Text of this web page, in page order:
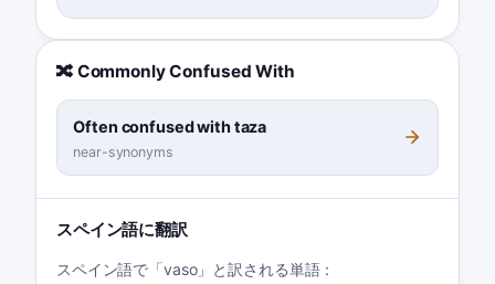
🔀 Commonly Confused With
Often confused with taza
near-synonyms
スペイン語に翻訳
スペイン語で「vaso」と訳される単語：